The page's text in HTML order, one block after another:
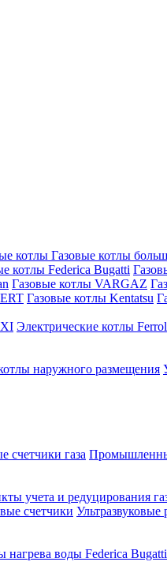
котлы Газовые котлы
котлы Federica Bugatti
Газовые котлы VARGAZ
Газовые котлы Kentatsu
Электрические котлы
наружного размещения
счетчики газа
учета и редуцирования
счетчики Ультразвуковые
нагрева воды Federica Bugatti